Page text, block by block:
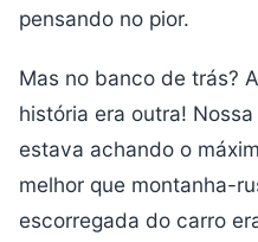
pensando no pior.
Mas no banco de trás?
história era outra!
estava achando o
melhor que montanha-
escorregada do carro